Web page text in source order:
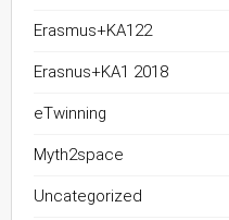
Erasmus+KA122
Erasnus+KA1 2018
eTwinning
Myth2space
Uncategorized